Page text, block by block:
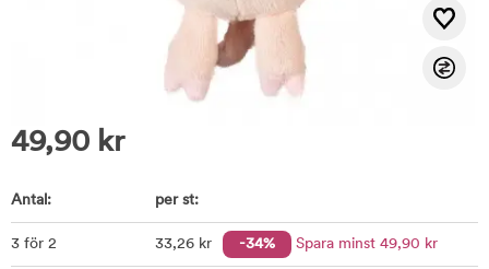
49,90 kr
Antal: per st:
3 för 2 33,26kr -34% Spara minst 49,90 kr